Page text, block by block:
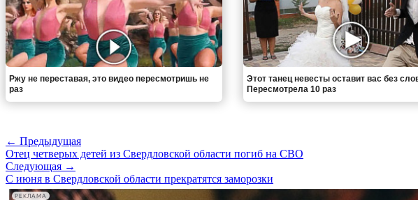
Ржу не переставая, это видео пересмотришь не
раз
Этот танец невесты оставит вас без
Пересмотрела 10 раз
← Предыдущая
Отец четверых детей из Свердловской области погиб на СВО
Следующая →
С июня в Свердловской области прекратятся заморозки
РЕКЛАМА